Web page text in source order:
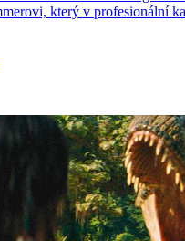
který v profesionální